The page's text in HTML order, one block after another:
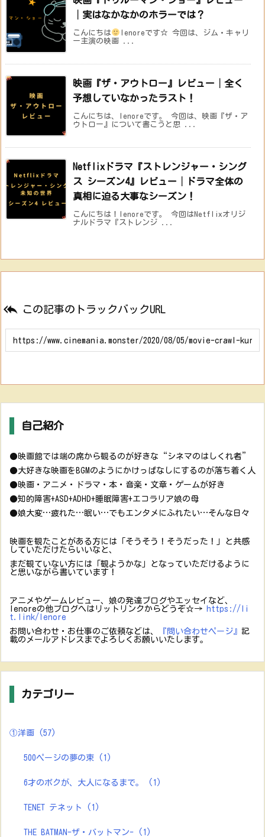
│実はなかなかのホラーでは？
こんにちは
lenoreです☆ 今回は、ジム・キャリ
ー主演の映画 ...
映画『ザ・アウトロー』レビュー│全く
予想していなかったラスト！
こんにちは、lenoreです。 今回は、映画『ザ・ア
ウトロー』について書こうと思 ...
Netflixドラマ『ストレンジャー・シング
ス シーズン4』レビュー│ドラマ全体の
真相に迫る大事なシーズン！
こんにちは！lenoreです。 今回はNetflixオリジ
ナルドラマ『ストレンジ ...
 この記事のトラックバックURL
自己紹介
●映画館では端の席から観るのが好きな“シネマのはしくれ者”
●大好きな映画をBGMのようにかけっぱなしにするのが落ち着く人
●映画・アニメ・ドラマ・本・音楽・文章・ゲームが好き
●知的障害+ASD+ADHD+睡眠障害+エコラリア娘の母
●娘大変…疲れた…眠い…でもエンタメにふれたい…そんな日々
映画を観たことがある方には「そうそう！そうだった！」と共感
していただけたらいいなと、
まだ観ていない方には「観ようかな」となっていただけるように
と思いながら書いています！
アニメやゲームレビュー、娘の発達ブログやエッセイなど、
lenoreの他ブログへはリットリンクからどうぞ☆→ https://li
t.link/lenore
お問い合わせ・お仕事のご依頼などは、
『問い合わせページ』 記
載のメールアドレスまでよろしくお願いいたします。
カテゴリー
①洋画 (57)
500ページの夢の束 (1)
6才のボクが、大人になるまで。 (1)
TENET テネット (1)
THE BATMAN-ザ・バットマン- (1)